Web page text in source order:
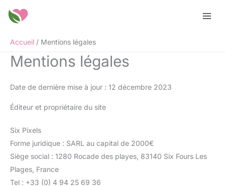
Accueil
Mentions légales
Mentions légales
Date de dernière mise à jour : 12 décembre 2023
Éditeur et propriétaire du site
Six Pixels
Forme juridique : SARL au capital de 2000€
Siège social : 1280 Rocade des playes, 83140 Six Fours Les
Plages, France
Tel : +33 (0) 4 94 25 69 36